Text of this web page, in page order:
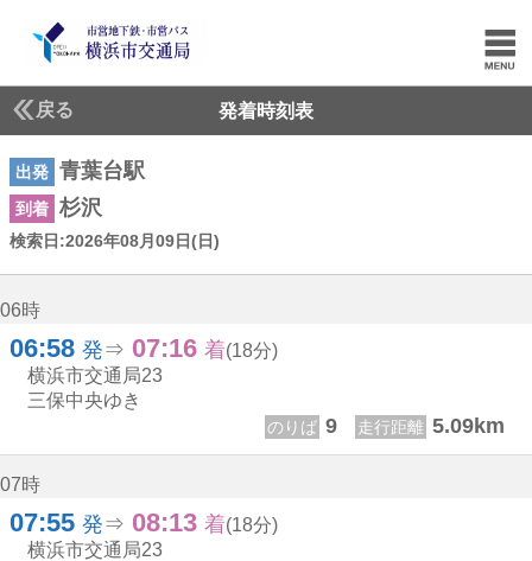
戻る 発着時刻表
出発 青葉台駅
到着 杉沢
検索日:2026年08月09日(日)
06時
06:58 6じ 58ふん
発⇒ 07:16 7じ 16ふん
着(18分)
横浜市交通局23
三保中央ゆき
のりば 9 走行距離 5.09km
07時
07:55 7じ 55ふん
発⇒ 08:13 8じ 13ふん
着(18分)
横浜市交通局23